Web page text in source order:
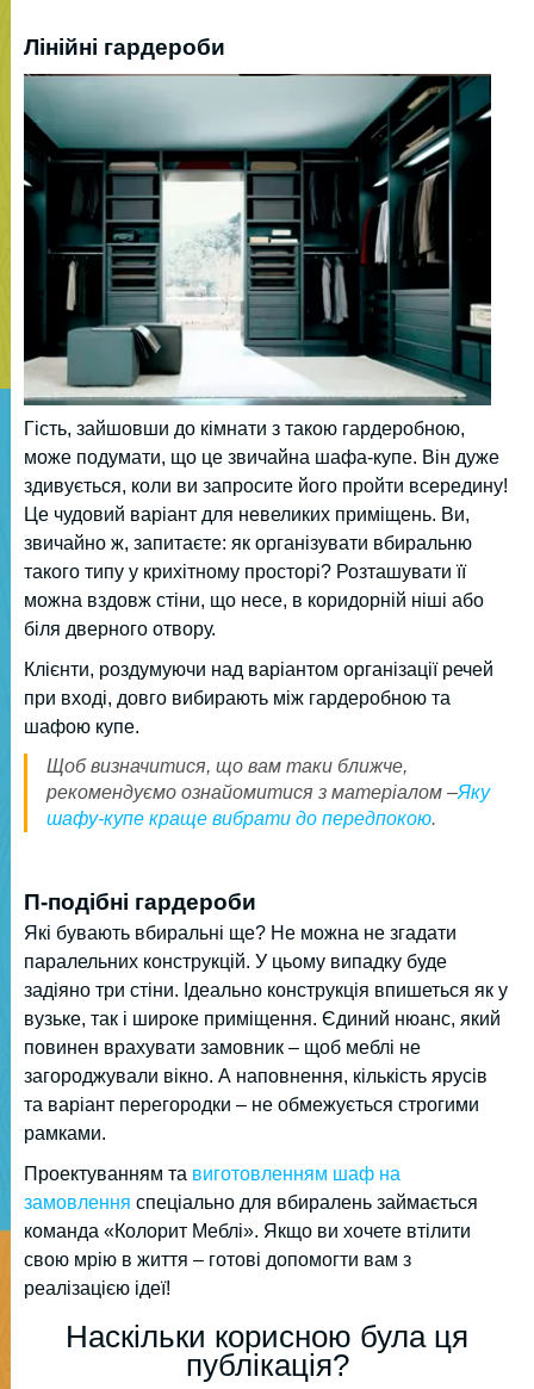
Лінійні гардероби
Гість, зайшовши до кімнати з такою гардеробною,
може подумати, що це звичайна шафа-купе. Він дуже
здивується, коли ви запросите його пройти всередину!
Це чудовий варіант для невеликих приміщень. Ви,
звичайно ж, запитаєте: як організувати вбиральню
такого типу у крихітному просторі? Розташувати її
можна вздовж стіни, що несе, в коридорній ніші або
біля дверного отвору.
Клієнти, роздумуючи над варіантом організації речей
при вході, довго вибирають між гардеробною та
шафою купе.
Щоб визначитися, що вам таки ближче,
рекомендуємо ознайомитися з матеріалом –Яку
шафу-купе краще вибрати до передпокою.
П-подібні гардероби
Які бувають вбиральні ще? Не можна не згадати
паралельних конструкцій. У цьому випадку буде
задіяно три стіни. Ідеально конструкція впишеться як у
вузьке, так і широке приміщення. Єдиний нюанс, який
повинен врахувати замовник – щоб меблі не
загороджували вікно. А наповнення, кількість ярусів
та варіант перегородки – не обмежується строгими
рамками.
Проектуванням та виготовленням шаф на
замовлення спеціально для вбиралень займається
команда «Колорит Меблі». Якщо ви хочете втілити
свою мрію в життя – готові допомогти вам з
реалізацією ідеї!
Наскільки корисною була ця
публікація?